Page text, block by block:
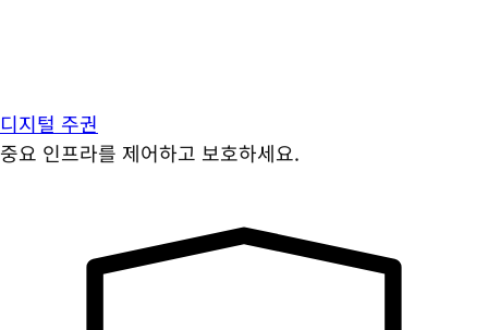
디지털 주권
중요 인프라를 제어하고 보호하세요.